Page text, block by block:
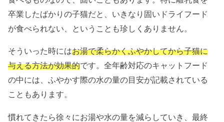
卒業したばかりの子猫だと、いきなり固いドライフード
が食べられない、ということも珍しくありません。
そういった時にはお湯で柔らかくふやかしてから子猫に
与える方法が効果的です。全年齢対応のキャットフード
の中には、ふやかす際の水の量の目安が記載されている
こともあります。
慣れてきたら徐々にお湯や水の量を減らしていき、最終